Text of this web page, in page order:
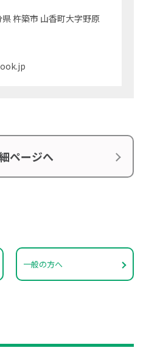
杵築市 山香町大字野原
ページへ
一般の方へ